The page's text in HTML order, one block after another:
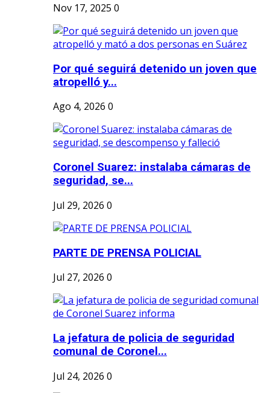
Nov 17, 2025 0
Por qué seguirá detenido un joven que
atropelló y...
Ago 4, 2026 0
Coronel Suarez: instalaba cámaras de
seguridad, se...
Jul 29, 2026 0
PARTE DE PRENSA POLICIAL
Jul 27, 2026 0
La jefatura de policia de seguridad
comunal de Coronel...
Jul 24, 2026 0